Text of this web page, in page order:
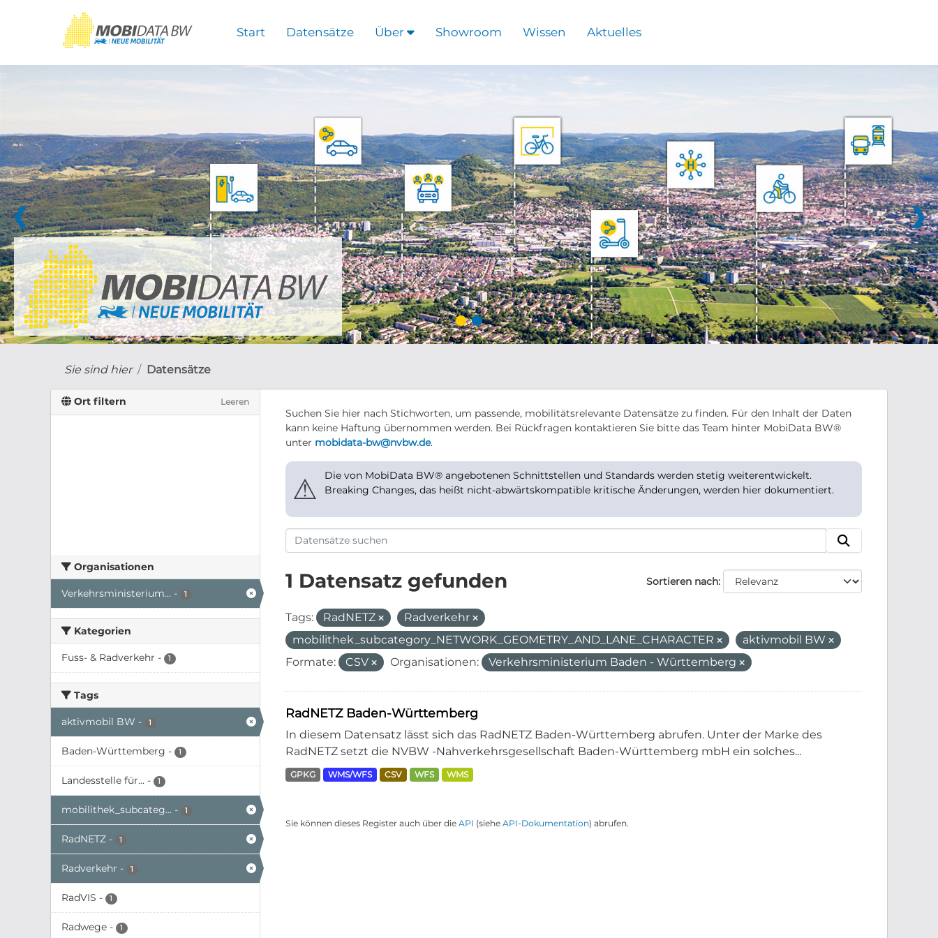
Start Datensätze Über Showroom Wissen Aktuelles
❮ ❯
Sie sind hier Datensätze
Ort filtern Leeren
Organisationen
Verkehrsministerium... - 1
Kategorien
Fuss- & Radverkehr - 1
Tags
aktivmobil BW - 1
Baden-Württemberg - 1
Landesstelle für... - 1
mobilithek_subcateg... - 1
RadNETZ - 1
Radverkehr - 1
RadVIS - 1
Radwege - 1
Suchen Sie hier nach Stichworten, um passende, mobilitätsrelevante Datensätze zu finden. Für den Inhalt der Daten
kann keine Haftung übernommen werden. Bei Rückfragen kontaktieren Sie bitte das Team hinter MobiData BW®
unter mobidata-bw@nvbw.de.
⚠
Die von MobiData BW® angebotenen Schnittstellen und Standards werden stetig weiterentwickelt.
Breaking Changes, das heißt nicht-abwärtskompatible kritische Änderungen, werden hier dokumentiert.
Sortieren nach
1 Datensatz gefunden
Tags: RadNETZ
Radverkehr
mobilithek_subcategory_NETWORK_GEOMETRY_AND_LANE_CHARACTER
aktivmobil BW
Formate:
CSV Organisationen: Verkehrsministerium Baden - Württemberg
RadNETZ Baden-Württemberg
In diesem Datensatz lässt sich das RadNETZ Baden-Württemberg abrufen. Unter der Marke des
RadNETZ setzt die NVBW -Nahverkehrsgesellschaft Baden-Württemberg mbH ein solches...
GPKG WMS/WFS CSV WFS WMS
Sie können dieses Register auch über die API (siehe API-Dokumentation) abrufen.